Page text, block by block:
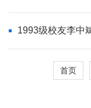
1993级校友李中
首页